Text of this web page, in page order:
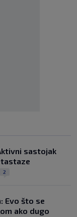
sastojak
2
Evo što se
ako dugo